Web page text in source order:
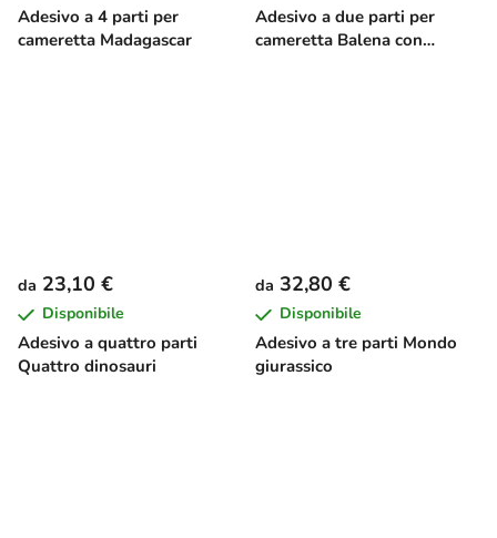
Adesivo a 4 parti per
cameretta Madagascar
Adesivo a due parti per
cameretta Balena con
Adesivo a quattro parti
Quattro dinosauri
da 23,10 €
Disponibile
Adesivo a tre parti Mondo
giurassico
da 32,80 €
Disponibile